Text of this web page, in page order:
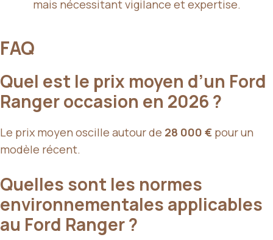
mais nécessitant vigilance et expertise.
FAQ
Quel est le prix moyen d’un Ford
Ranger occasion en 2026 ?
Le prix moyen oscille autour de 28 000 € pour un
modèle récent.
Quelles sont les normes
environnementales applicables
au Ford Ranger ?